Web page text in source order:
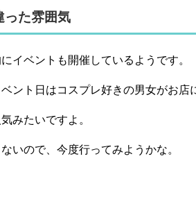
った雰囲気
イベントも開催しているようです。
ント日はコスプレ好きの男女がお店
みたいですよ。
いので、今度行ってみようかな。